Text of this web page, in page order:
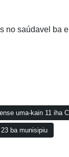
no saúdavel ba
uma-kain 11 iha
ba munisipiu